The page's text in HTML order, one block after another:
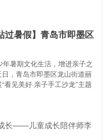
过暑假】青岛市即墨区
暑期文化生活，增进亲子之
，青岛市即墨区龙山街道丽
见美好·亲子手工沙龙”主题